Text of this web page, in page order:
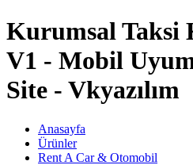
Kurumsal Taksi
V1 - Mobil
Site - Vkyazılım
Anasayfa
Ürünler
Rent A Car & Otomobil